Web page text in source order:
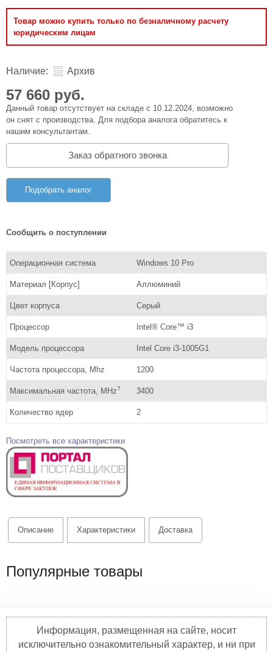
Товар можно купить только по безналичному расчету
юридическим лицам
Наличие: Архив
57 660 руб.
Данный товар отсутствует на складе с 10.12.2024, возможно
он снят с производства. Для подбора аналога обратитесь к
нашим консультантам.
Заказ обратного звонка
Подобрать аналог
Сообщить о поступлении
Операционная система Windows 10 Pro
Материал [Корпус] Аллюминий
Цвет корпуса Серый
Процессор Intel® Core™ i3
Модель процессора Intel Core i3-1005G1
Частота процессора, Mhz 1200
Максимальная частота, MHz? 3400
Количество ядер 2
Посмотреть все характеристики
Описание Характеристики Доставка
Популярные товары
Информация, размещенная на сайте, носит
исключительно ознакомительный характер, и ни при